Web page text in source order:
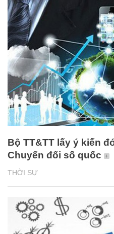
THỜI SỰ
Bộ TT&TT lấy ý kiến
Chuyển đổi số quốc